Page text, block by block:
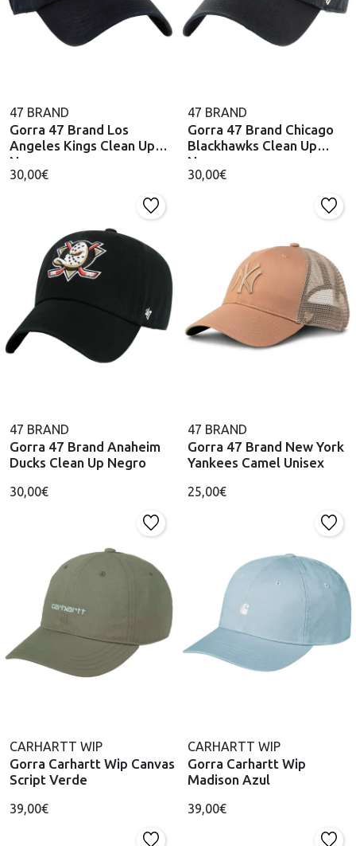
47 BRAND
Gorra 47 Brand Los
Angeles Kings Clean Up
Negro
30,00€
47 BRAND
Gorra 47 Brand Chicago
Blackhawks Clean Up
Negro
30,00€
47 BRAND
Gorra 47 Brand Anaheim
Ducks Clean Up Negro
30,00€
47 BRAND
Gorra 47 Brand New York
Yankees Camel Unisex
25,00€
CARHARTT WIP
Gorra Carhartt Wip Canvas
Script Verde
39,00€
CARHARTT WIP
Gorra Carhartt Wip
Madison Azul
39,00€